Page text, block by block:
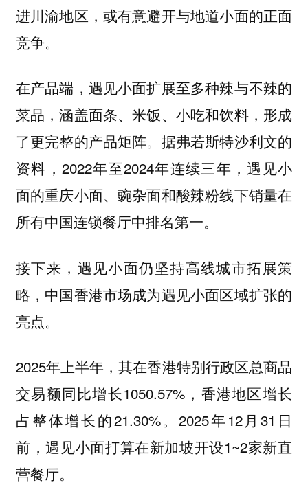
进川渝地区，或有意避开与地道小面的正面
竞争。
在产品端，遇见小面扩展至多种辣与不辣的
菜品，涵盖面条、米饭、小吃和饮料，形成
了更完整的产品矩阵。据弗若斯特沙利文的
资料，2022年至2024年连续三年，遇见小
面的重庆小面、豌杂面和酸辣粉线下销量在
所有中国连锁餐厅中排名第一。
接下来，遇见小面仍坚持高线城市拓展策
略，中国香港市场成为遇见小面区域扩张的
亮点。
2025年上半年，其在香港特别行政区总商品
交易额同比增长1050.57%，香港地区增长
占整体增长的21.30%。2025年12月31日
前，遇见小面打算在新加坡开设1~2家新直
营餐厅。